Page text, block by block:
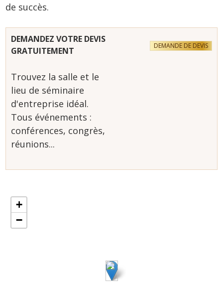
de succès.
DEMANDEZ VOTRE DEVIS
GRATUITEMENT
Trouvez la salle et le
lieu de séminaire
d'entreprise idéal.
Tous événements :
conférences, congrès,
réunions...
DEMANDE DE DEVIS
+
−